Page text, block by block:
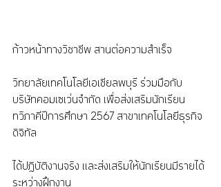
ก้าวหน้าทางวิชาชีพ สานต่อความสำเร็จ
วิทยาลัยเทคโนโลยีเอเชียลพบุรี ร่วมมือกับ
บริษัทคอมเซเว่นจำกัด เพื่อส่งเสริมนักเรียน
ทวิภาคีปีการศึกษา 2567 สาขาเทคโนโลยีธุรกิจ
ดิจิทัล
ได้ปฏิบัติงานจริง และส่งเสริมให้นักเรียนมีรายได้
ระหว่างฝึกงาน